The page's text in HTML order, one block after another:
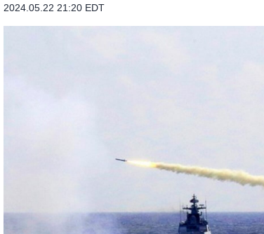
事
视
2024.05.22 21:20 EDT